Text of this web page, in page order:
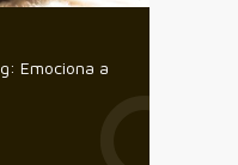
Emociona a